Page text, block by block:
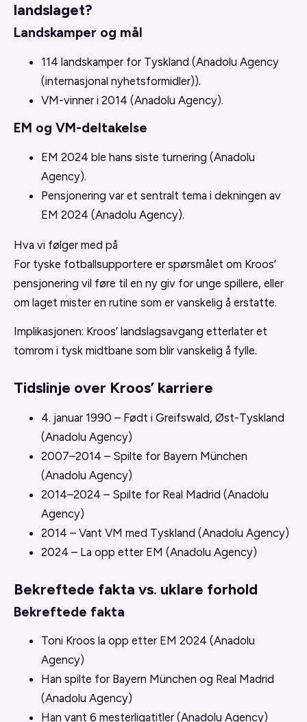
landslaget?
Landskamper og mål
114 landskamper for Tyskland (Anadolu Agency
(internasjonal nyhetsformidler)).
VM-vinner i 2014 (Anadolu Agency).
EM og VM-deltakelse
EM 2024 ble hans siste turnering (Anadolu
Agency).
Pensjonering var et sentralt tema i dekningen av
EM 2024 (Anadolu Agency).
Hva vi følger med på
For tyske fotballsupportere er spørsmålet om Kroos’
pensjonering vil føre til en ny giv for unge spillere, eller
om laget mister en rutine som er vanskelig å erstatte.
Implikasjonen: Kroos’ landslagsavgang etterlater et
tomrom i tysk midtbane som blir vanskelig å fylle.
Tidslinje over Kroos’ karriere
4. januar 1990 – Født i Greifswald, Øst-Tyskland
(Anadolu Agency)
2007–2014 – Spilte for Bayern München
(Anadolu Agency)
2014–2024 – Spilte for Real Madrid (Anadolu
Agency)
2014 – Vant VM med Tyskland (Anadolu Agency)
2024 – La opp etter EM (Anadolu Agency)
Bekreftede fakta vs. uklare forhold
Bekreftede fakta
Toni Kroos la opp etter EM 2024 (Anadolu
Agency)
Han spilte for Bayern München og Real Madrid
(Anadolu Agency)
Han vant 6 mesterligatitler (Anadolu Agency)